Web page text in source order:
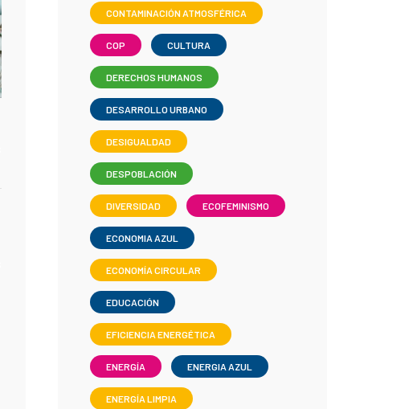
CONTAMINACIÓN ATMOSFÉRICA
COP CULTURA
DERECHOS HUMANOS
DESARROLLO URBANO
DESIGUALDAD
DESPOBLACIÓN
DIVERSIDAD ECOFEMINISMO
ECONOMIA AZUL
ECONOMÍA CIRCULAR
EDUCACIÓN
EFICIENCIA ENERGÉTICA
ENERGÍA ENERGIA AZUL
ENERGÍA LIMPIA